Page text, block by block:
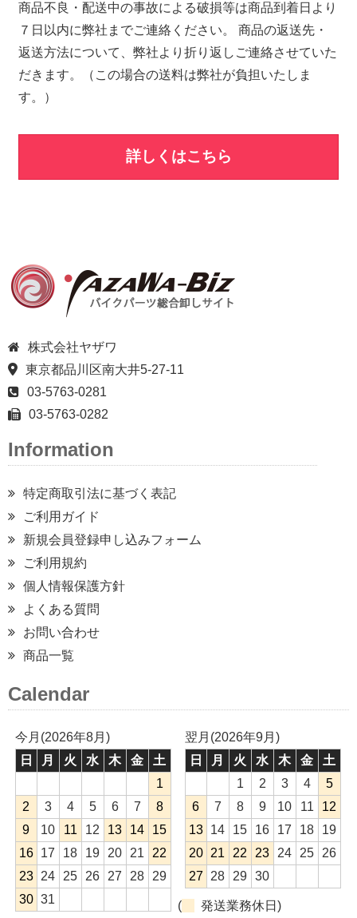
商品不良・配送中の事故による破損等は商品到着日より
７日以内に弊社までご連絡ください。 商品の返送先・
返送方法について、弊社より折り返しご連絡させていた
だきます。（この場合の送料は弊社が負担いたしま
す。）
詳しくはこちら
株式会社ヤザワ
東京都品川区南大井5-27-11
03-5763-0281
03-5763-0282
Information
特定商取引法に基づく表記
ご利用ガイド
新規会員登録申し込みフォーム
ご利用規約
個人情報保護方針
よくある質問
お問い合わせ
商品一覧
Calendar
今月(2026年8月)
日
月 火 水 木 金
土
1
2
3 4 5 6 7
8
9
10 11 12 13 14
15
16
17 18 19 20 21
22
23
24 25 26 27 28
29
30 31
翌月(2026年9月)
日
月 火 水 木 金
土
1
2 3 4
5
6
7 8 9 10 11
12
13
14 15 16 17 18
19
20
21 22 23 24 25
26
27
28 29 30
( 発送業務休日)